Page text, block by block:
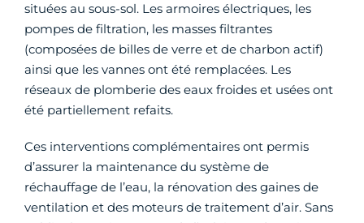
situées au sous-sol. Les armoires électriques, les
pompes de filtration, les masses filtrantes
(composées de billes de verre et de charbon actif)
ainsi que les vannes ont été remplacées. Les
réseaux de plomberie des eaux froides et usées ont
été partiellement refaits.
Ces interventions complémentaires ont permis
d’assurer la maintenance du système de
réchauffage de l’eau, la rénovation des gaines de
ventilation et des moteurs de traitement d’air. Sans